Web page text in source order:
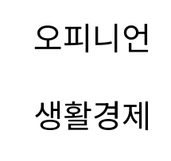
오피니언
생활경제